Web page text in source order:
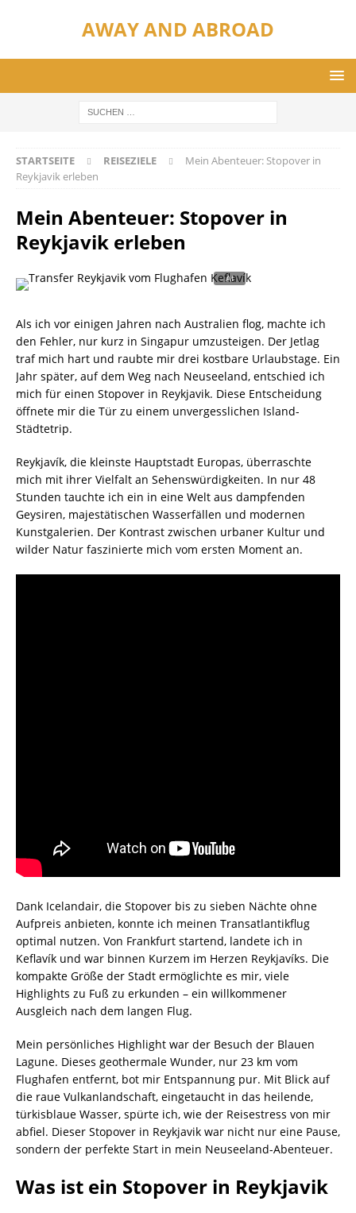
AWAY AND ABROAD
STARTSEITE REISEZIELE
Mein Abenteuer: Stopover in
Reykjavik erleben
Mein Abenteuer: Stopover in
Reykjavik erleben
Als ich vor einigen Jahren nach Australien flog, machte ich
den Fehler, nur kurz in Singapur umzusteigen. Der Jetlag
traf mich hart und raubte mir drei kostbare Urlaubstage. Ein
Jahr später, auf dem Weg nach Neuseeland, entschied ich
mich für einen Stopover in Reykjavik. Diese Entscheidung
öffnete mir die Tür zu einem unvergesslichen Island-
Städtetrip.
Reykjavík, die kleinste Hauptstadt Europas, überraschte
mich mit ihrer Vielfalt an Sehenswürdigkeiten. In nur 48
Stunden tauchte ich ein in eine Welt aus dampfenden
Geysiren, majestätischen Wasserfällen und modernen
Kunstgalerien. Der Kontrast zwischen urbaner Kultur und
wilder Natur faszinierte mich vom ersten Moment an.
Dank Icelandair, die Stopover bis zu sieben Nächte ohne
Aufpreis anbieten, konnte ich meinen Transatlantikflug
optimal nutzen. Von Frankfurt startend, landete ich in
Keflavík und war binnen Kurzem im Herzen Reykjavíks. Die
kompakte Größe der Stadt ermöglichte es mir, viele
Highlights zu Fuß zu erkunden – ein willkommener
Ausgleich nach dem langen Flug.
Mein persönliches Highlight war der Besuch der Blauen
Lagune. Dieses geothermale Wunder, nur 23 km vom
Flughafen entfernt, bot mir Entspannung pur. Mit Blick auf
die raue Vulkanlandschaft, eingetaucht in das heilende,
türkisblaue Wasser, spürte ich, wie der Reisestress von mir
abfiel. Dieser Stopover in Reykjavik war nicht nur eine Pause,
sondern der perfekte Start in mein Neuseeland-Abenteuer.
Was ist ein Stopover in Reykjavik